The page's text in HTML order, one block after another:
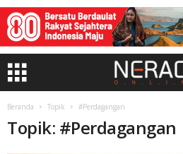
Beranda Topik #Perdagangan
Topik: #Perdagangan